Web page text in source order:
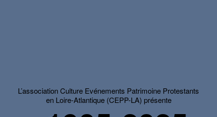
L’association Culture Evénements Patrimoine Protestants
en Loire-Atlantique (CEPP-LA) présente